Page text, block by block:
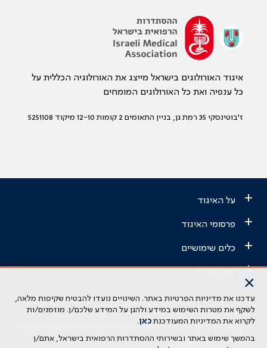
איגוד האורולוגים בישראל מייצג את האורולוגיה הכללית על
כל ענפיה ואת כל האורולוגים המומחים
ז'בוטינסקי 35 רמת גן, בניין התאומים 2 קומות 12-10 מיקוד 5251108
+ על האיגוד
+ פרסומי האיגוד
+ כלים שימושיים
+
הבהרה משפטית: כל נושא המופיע באתר זה נועד להשכלה בלבד ואין לראות
בו ייעוץ רפואי או משפטי. אין הר"י אחראית לתוכן המתפרסם באתר זה ולכל
נזק שעלול להיגרם. כל הזכויות על המידע באתר שייכות להסתדרות הרפואית
בישראל.מדיניות הפרטיות
×
עדכנו את מדיניות הפרטיות באתר. השינויים נועדו להבטיח שקיפות מלאה,
לשקף את מטרות השימוש במידע ולהגן על המידע שלכם/ן. מוזמנים/ות
לקרוא את המדיניות המעודכנת כאן.
בהמשך שימוש באתר ובשירותי ההסתדרות הרפואית בישראל, אתם/ן